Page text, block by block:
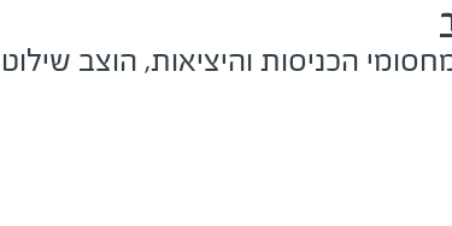
הכניסות והיציאות, הוצב